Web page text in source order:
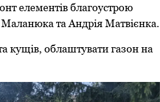
елементів благоустрою
Маланюка та Андрія Матвієнка.
кущів, облаштувати газон на